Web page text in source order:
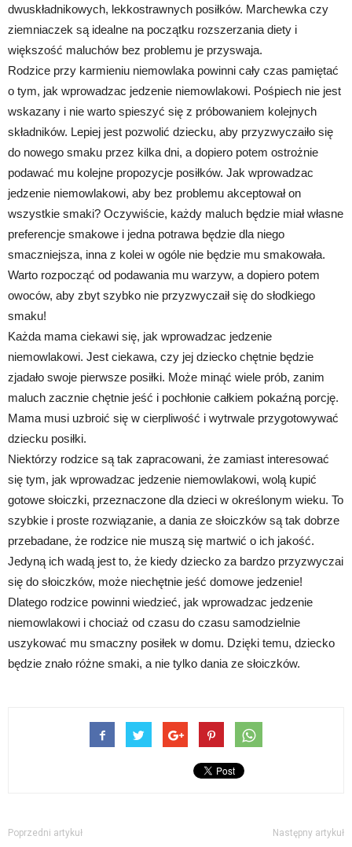
dwuskładnikowych, lekkostrawnych posiłków. Marchewka czy
ziemniaczek są idealne na początku rozszerzania diety i
większość maluchów bez problemu je przyswaja.
Rodzice przy karmieniu niemowlaka powinni cały czas pamiętać
o tym, jak wprowadzac jedzenie niemowlakowi. Pośpiech nie jest
wskazany i nie warto spieszyć się z próbowaniem kolejnych
składników. Lepiej jest pozwolić dziecku, aby przyzwyczaiło się
do nowego smaku przez kilka dni, a dopiero potem ostrożnie
podawać mu kolejne propozycje posiłków. Jak wprowadzac
jedzenie niemowlakowi, aby bez problemu akceptował on
wszystkie smaki? Oczywiście, każdy maluch będzie miał własne
preferencje smakowe i jedna potrawa będzie dla niego
smaczniejsza, inna z kolei w ogóle nie będzie mu smakowała.
Warto rozpocząć od podawania mu warzyw, a dopiero potem
owoców, aby zbyt szybko nie przyzwyczaił się do słodkiego
smaku!
Każda mama ciekawi się, jak wprowadzac jedzenie
niemowlakowi. Jest ciekawa, czy jej dziecko chętnie będzie
zjadało swoje pierwsze posiłki. Może minąć wiele prób, zanim
maluch zacznie chętnie jeść i pochłonie całkiem pokaźną porcję.
Mama musi uzbroić się w cierpliwość i wytrwale przygotowywać
dziecku posiłki.
Niektórzy rodzice są tak zapracowani, że zamiast interesować
się tym, jak wprowadzac jedzenie niemowlakowi, wolą kupić
gotowe słoiczki, przeznaczone dla dzieci w określonym wieku. To
szybkie i proste rozwiązanie, a dania ze słoiczków są tak dobrze
przebadane, że rodzice nie muszą się martwić o ich jakość.
Jedyną ich wadą jest to, że kiedy dziecko za bardzo przyzwyczai
się do słoiczków, może niechętnie jeść domowe jedzenie!
Dlatego rodzice powinni wiedzieć, jak wprowadzac jedzenie
niemowlakowi i chociaż od czasu do czasu samodzielnie
uszykować mu smaczny posiłek w domu. Dzięki temu, dziecko
będzie znało różne smaki, a nie tylko dania ze słoiczków.
Poprzedni artykuł Następny artykuł